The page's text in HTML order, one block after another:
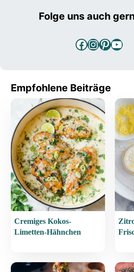
Folge uns auch
Facebook
Empfohlene Beiträge
Cremiges Kokos-
Limetten-Hähnchen